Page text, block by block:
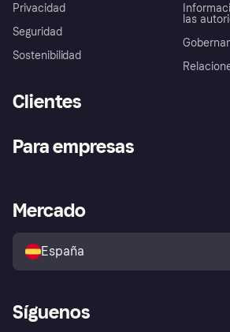
Privacidad
Seguridad
Sostenibilidad
las
Clientes
Inicio de sesión
Directorio de tiendas
Política de protección al
comprador de Klarna
Reclamaciones
Para empresas
Acceso empresas
Mercado
España
Síguenos